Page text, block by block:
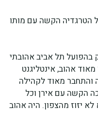
הטרגדיה הקשה עם מותו
בהפועל תל אביב אהובתי
אהוב, אינטליגנט
והתחבר מאוד לקהילה
הקשה עם אירן וכל
יזוז מהצפון. היה אהוב